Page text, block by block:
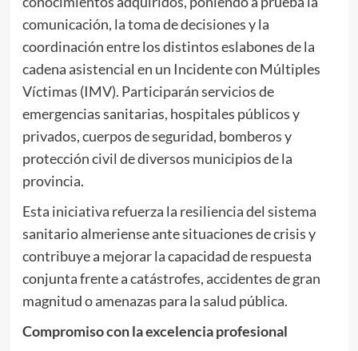
comunicación, la toma de decisiones y la
coordinación entre los distintos eslabones de la
cadena asistencial en un Incidente con Múltiples
Víctimas (IMV). Participarán servicios de
emergencias sanitarias, hospitales públicos y
privados, cuerpos de seguridad, bomberos y
protección civil de diversos municipios de la
provincia.
Esta iniciativa refuerza la resiliencia del sistema
sanitario almeriense ante situaciones de crisis y
contribuye a mejorar la capacidad de respuesta
conjunta frente a catástrofes, accidentes de gran
magnitud o amenazas para la salud pública.
Compromiso con la excelencia profesional